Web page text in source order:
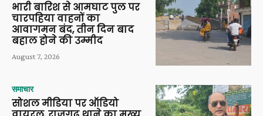
भारी बारिश से आमघाट पुल पर
चारपहिया वाहनों का
आवागमन बंद, तीन दिन बाद
बहाल होने की उम्मीद
August 7, 2026
समाचार
सोशल मीडिया पर ऑडियो